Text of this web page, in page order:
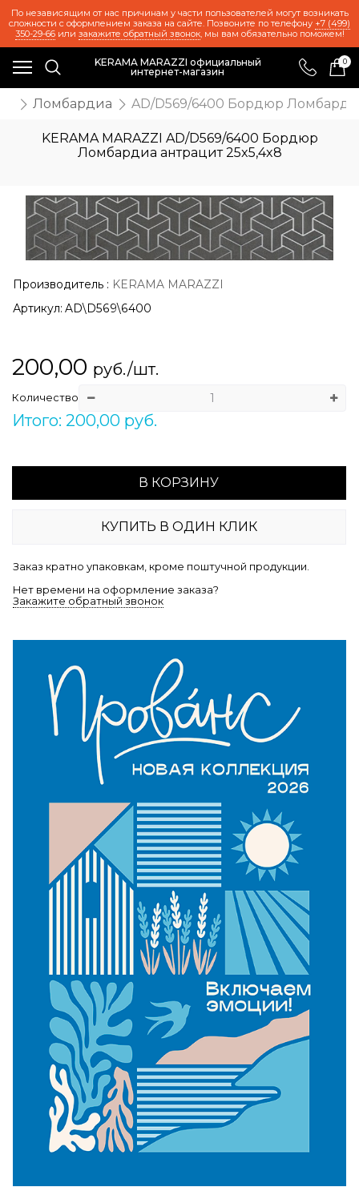
По независящим от нас причинам у части пользователей могут возникать
сложности с оформлением заказа на сайте. Позвоните по телефону +7 (499)
350-29-66или закажите обратный звонок, мы вам обязательно поможем!
KERAMA MARAZZI официальный
интернет-магазин
0
Ломбардиа AD/D569/6400 Бордюр
KERAMA MARAZZI AD/D569/6400 Бордюр
Ломбардиа антрацит 25x5,4x8
Производитель : KERAMA MARAZZI
Артикул: AD\D569\6400
200,00 руб./шт.
Количество
Итого: 200,00 руб.
В КОРЗИНУ
КУПИТЬ В ОДИН КЛИК
Заказ кратно упаковкам, кроме поштучной продукции.
Нет времени на оформление заказа?
Закажите обратный звонок